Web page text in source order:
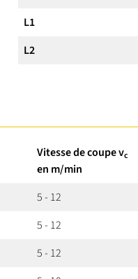
L1
L2
Vitesse de coupe vc
en m/min
5 - 12
5 - 12
5 - 12